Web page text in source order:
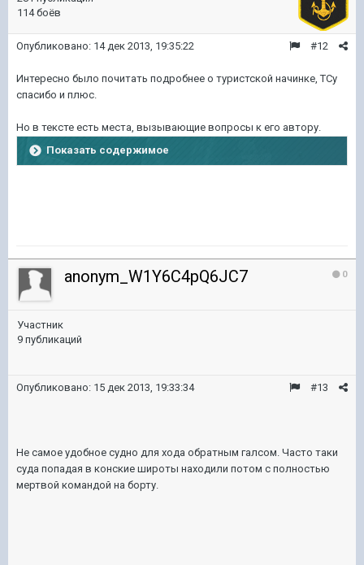
114 боёв
#12
Опубликовано: 14 дек 2013, 19:35:22
Интересно было почитать подробнее о туристской начинке, ТСу
спасибо и плюс.
Но в тексте есть места, вызывающие вопросы к его автору.
Показать содержимое
0
anonym_W1Y6C4pQ6JC7
Участник
9 публикаций
#13
Опубликовано: 15 дек 2013, 19:33:34
Не самое удобное судно для хода обратным галсом. Часто таки
суда попадая в конские широты находили потом с полностью
мертвой командой на борту.